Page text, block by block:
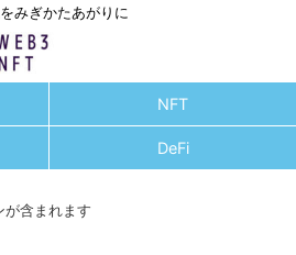
みぎかたあがりに
NFT
DeFi
が含まれます